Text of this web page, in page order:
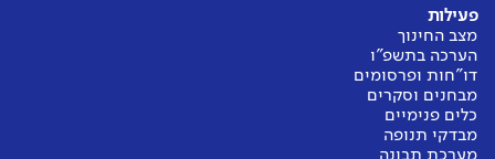
פעילות
מצב החינוך
הערכה בתשפ"ו
דו"חות ופרסומים
מבחנים וסקרים
כלים פנימיים
מבדקי תנופה